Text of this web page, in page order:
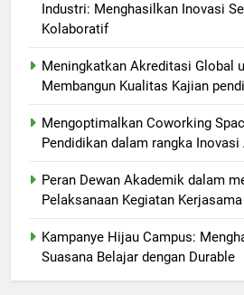
Industri: Menghasilkan Inovasi
Kolaboratif
Meningkatkan Akreditasi Global
Membangun Kualitas Kajian
Mengoptimalkan Coworking
Pendidikan dalam rangka
Peran Dewan Akademik dalam
Pelaksanaan Kegiatan Kerjasama
Kampanye Hijau Campus:
Suasana Belajar dengan Durable